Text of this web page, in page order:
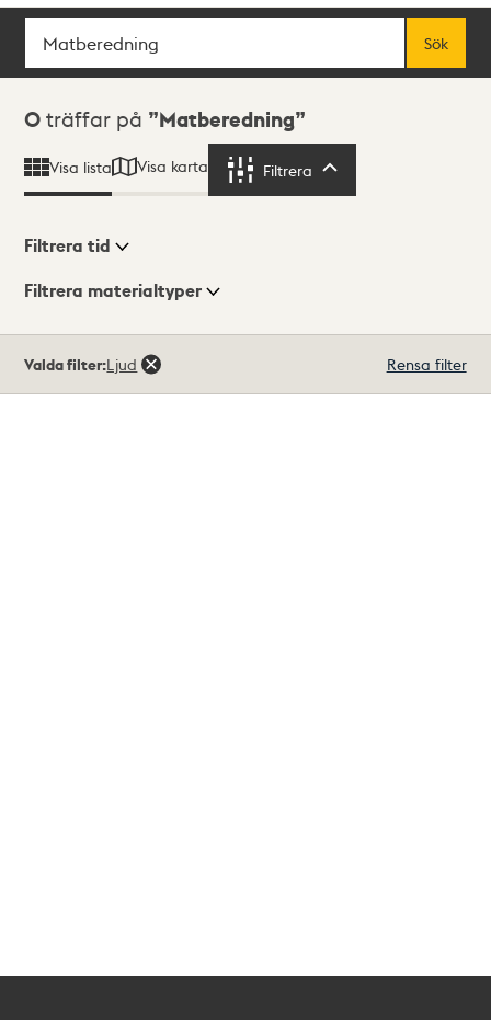
Sök
Sök
Sökresultat
0 träffar på Matberedning
Visa lista Visa karta Filtrera
Visningsläge
Filtrera tid
Filtrera materialtyper
träffar
Valda filter:Ljud Rensa filter